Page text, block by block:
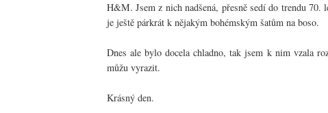
H&M. Jsem z nich nadšená, přesně sedí do trendu
je ještě párkrát k nějakým bohémským šatům na boso.
Dnes ale bylo docela chladno, tak jsem k nim vzala
můžu vyrazit.
Krásný den.